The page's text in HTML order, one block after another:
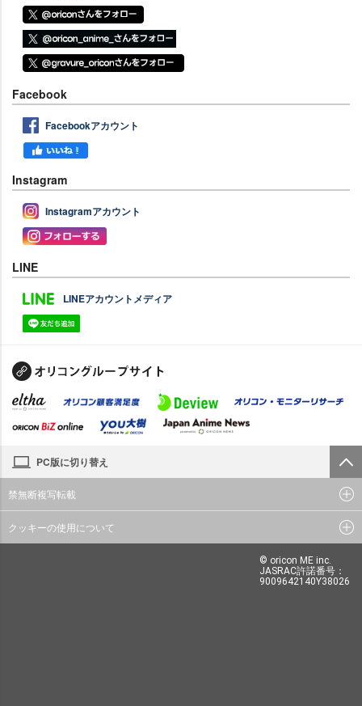
Facebook
Facebookアカウント
Instagram
Instagramアカウント
LINE
LINEアカウントメディア
PC版に切り替え
禁無断複写転載
クッキーの使用について
© oricon ME inc.
JASRAC許諾番号：
9009642140Y38026